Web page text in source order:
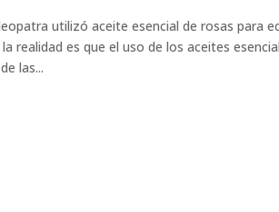
utilizó aceite esencial de rosas para
realidad es que el uso de los aceites
las...